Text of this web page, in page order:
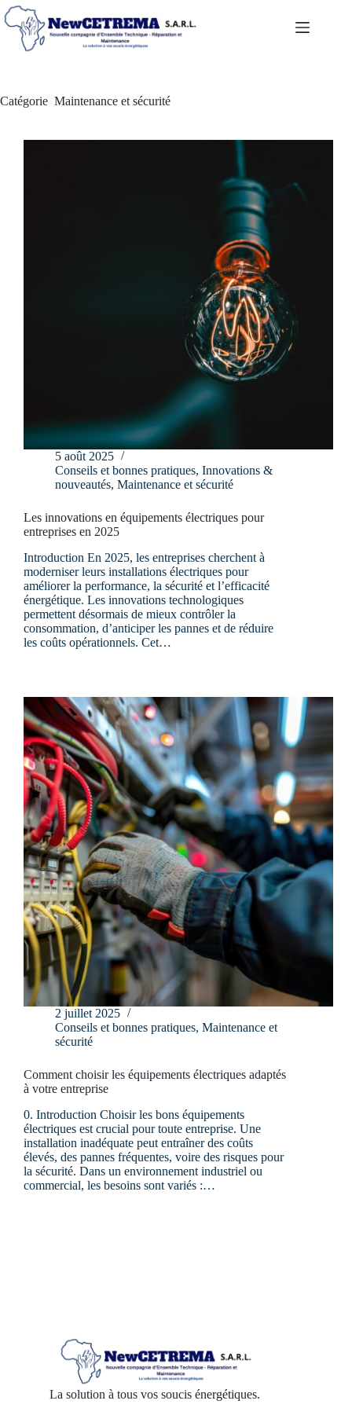
Catégorie Maintenance et sécurité
5 août 2025
Conseils et bonnes pratiques, Innovations &
nouveautés, Maintenance et sécurité
Les innovations en équipements électriques pour
entreprises en 2025
Introduction En 2025, les entreprises cherchent à
moderniser leurs installations électriques pour
améliorer la performance, la sécurité et l’efficacité
énergétique. Les innovations technologiques
permettent désormais de mieux contrôler la
consommation, d’anticiper les pannes et de réduire
les coûts opérationnels. Cet…
2 juillet 2025
Conseils et bonnes pratiques, Maintenance et
sécurité
Comment choisir les équipements électriques adaptés
à votre entreprise
0. Introduction Choisir les bons équipements
électriques est crucial pour toute entreprise. Une
installation inadéquate peut entraîner des coûts
élevés, des pannes fréquentes, voire des risques pour
la sécurité. Dans un environnement industriel ou
commercial, les besoins sont variés :…
La solution à tous vos soucis énergétiques.